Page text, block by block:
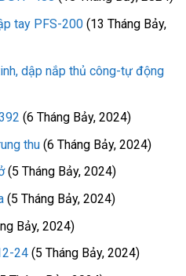
tay PFS-200 (13 Tháng Bảy,
dập nắp thủ công-tự động
(6 Tháng Bảy, 2024)
thu (6 Tháng Bảy, 2024)
(5 Tháng Bảy, 2024)
(5 Tháng Bảy, 2024)
Bảy, 2024)
24 (5 Tháng Bảy, 2024)